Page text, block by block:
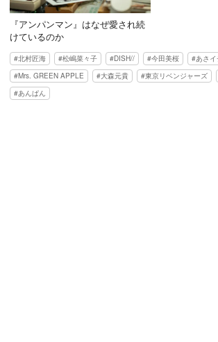
『アンパンマン』はなぜ愛され続
けているのか
北村匠海 松嶋菜々子 DISH// 今田美桜
あさイ
Mrs. GREEN APPLE
大森元貴 東京リベンジャーズ
あんぱん